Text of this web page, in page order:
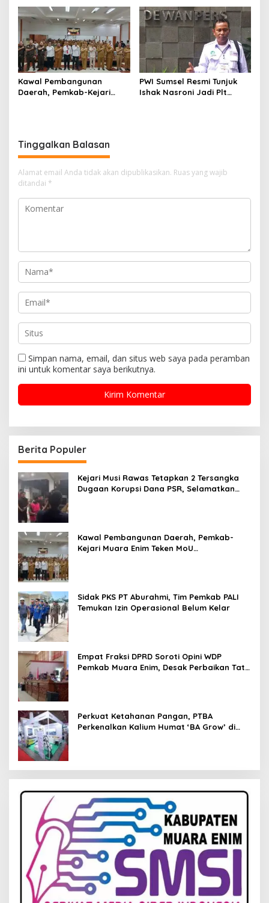
Kelola Keuangan
Kawal Pembangunan
Daerah, Pemkab-Kejari
PWI Sumsel Resmi Tunjuk
Ishak Nasroni Jadi Plt
Tinggalkan Balasan
Alamat email Anda tidak akan dipublikasikan. Ruas yang wajib
ditandai *
Simpan nama, email, dan situs web saya pada peramban
ini untuk komentar saya berikutnya.
Berita Populer
Kejari Musi Rawas Tetapkan 2 Tersangka
Dugaan Korupsi Dana PSR, Selamatkan
Kawal Pembangunan Daerah, Pemkab-
Kejari Muara Enim Teken MoU
Sidak PKS PT Aburahmi, Tim Pemkab PALI
Temukan Izin Operasional Belum Kelar
Empat Fraksi DPRD Soroti Opini WDP
Pemkab Muara Enim, Desak Perbaikan Tata
Perkuat Ketahanan Pangan, PTBA
Perkenalkan Kalium Humat ‘BA Grow’ di